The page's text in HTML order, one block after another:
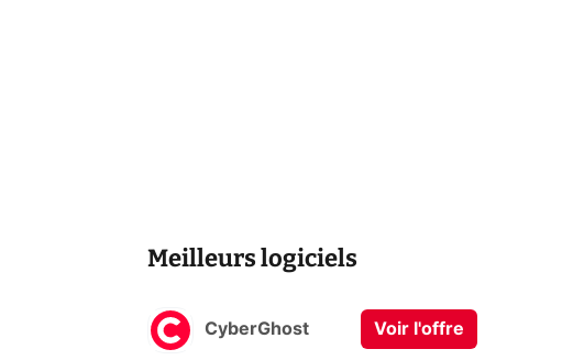
Meilleurs logiciels
CyberGhost Voir l'offre